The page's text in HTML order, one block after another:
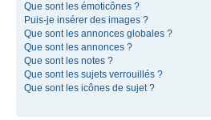
Que sont les émoticônes ?
Puis-je insérer des images ?
Que sont les annonces globales ?
Que sont les annonces ?
Que sont les notes ?
Que sont les sujets verrouillés ?
Que sont les icônes de sujet ?